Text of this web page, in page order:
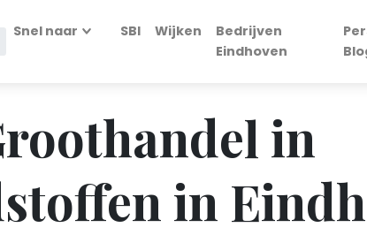
Snel naar SBI Wijken
Bedrijven
Eindhoven
in
in